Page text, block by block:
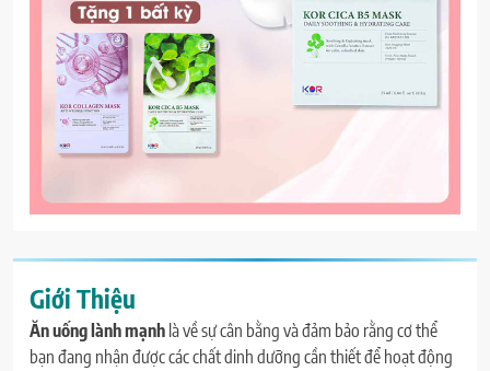
Giới Thiệu
Ăn uống lành mạnh là về sự cân bằng và đảm bảo rằng cơ thể
bạn đang nhận được các chất dinh dưỡng cần thiết để hoạt động